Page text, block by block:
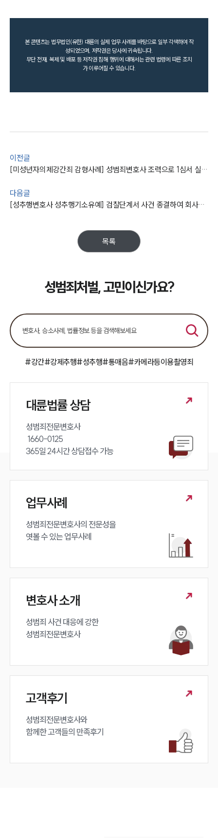
본 콘텐츠는 법무법인(유한) 대륜의 실제 업무 사례를 바탕으로 일부 각색하여 작
성되었으며, 저작권은 당사에 귀속됩니다.
무단 전재, 복제 및 배포 등 저작권 침해 행위에 대해서는 관련 법령에 따른 조치
가 이루어질 수 있습니다.
이전글
[미성년자의제강간죄 감형사례] 성범죄변호사 조력으로 1심서 실형 받았으나 집행유예로 감형
다음글
[성추행변호사 성추행기소유예] 검찰단계서 사건 종결하여 회사에서 해고되지 않도록 조력
목록
성범죄처벌, 고민이신가요?
#강간#강제추행#성추행#통매음#카메라등이용촬영죄
대륜법률 상담
성범죄전문변호사
365일 24시간 상담접수 가능
업무사례
성범죄전문변호사의 전문성을
엿볼 수 있는 업무사례
변호사 소개
성범죄 사건 대응에 강한
성범죄전문변호사
고객후기
성범죄전문변호사와
함께한 고객들의 만족후기